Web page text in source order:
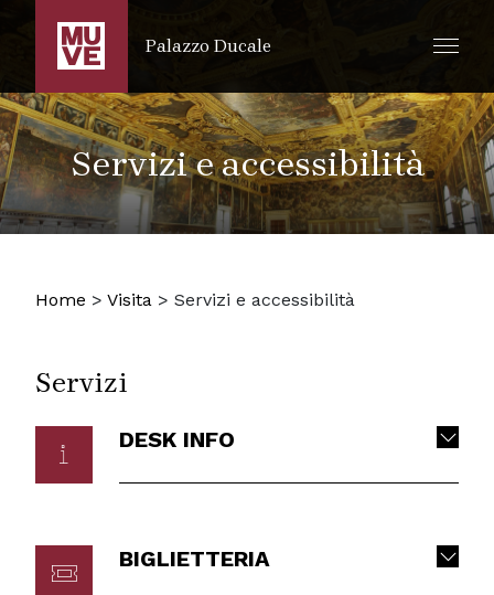
SALTA AL CONTENUTO PRINCIPALE
Palazzo Ducale
Servizi e accessibilità
Home > Visita > Servizi e accessibilità
Servizi
DESK INFO
BIGLIETTERIA